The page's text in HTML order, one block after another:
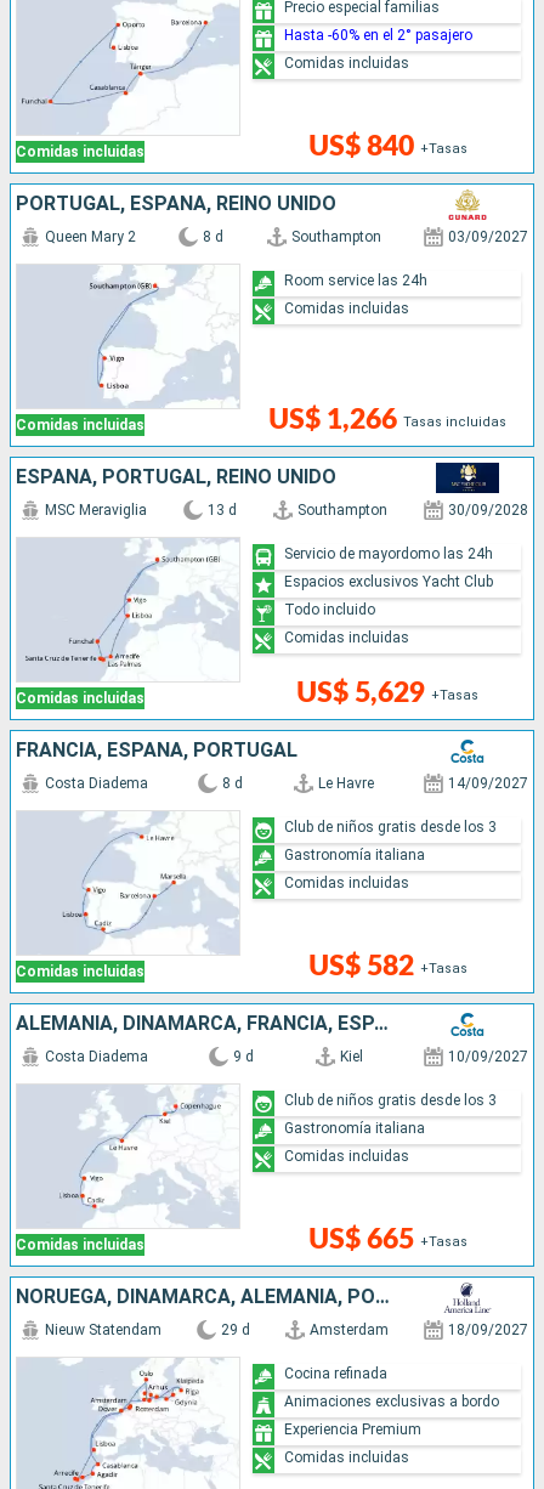
Comidas incluidas US$ 840 +Tasas
Precio especial familias
Hasta -60% en el 2° pasajero
Comidas incluidas
PORTUGAL, ESPAÑA, REINO UNIDO
Comidas incluidas
Queen Mary 2 8 d Southampton 03/09/2027
US$ 1,266 Tasas incluidas
Room service las 24h
Comidas incluidas
ESPAÑA, PORTUGAL, REINO UNIDO
Comidas incluidas
MSC Meraviglia 13 d Southampton 30/09/2028
US$ 5,629 +Tasas
Servicio de mayordomo las 24h
Espacios exclusivos Yacht Club
Todo incluido
Comidas incluidas
FRANCIA, ESPAÑA, PORTUGAL
Comidas incluidas
Costa Diadema 8 d Le Havre 14/09/2027
US$ 582 +Tasas
Club de niños gratis desde los 3
Gastronomía italiana
Comidas incluidas
ALEMANIA, DINAMARCA, FRANCIA, ESPAÑA, PORTUGAL
Comidas incluidas
Costa Diadema 9 d Kiel 10/09/2027
US$ 665 +Tasas
Club de niños gratis desde los 3
Gastronomía italiana
Comidas incluidas
NORUEGA, DINAMARCA, ALEMANIA, POLONIA, LITUANIA, LETONIA, PAISES BAJOS, MARRUECOS, PORTUGAL, REINO UNIDO
Nieuw Statendam 29 d Amsterdam 18/09/2027
Cocina refinada
Animaciones exclusivas a bordo
Experiencia Premium
Comidas incluidas